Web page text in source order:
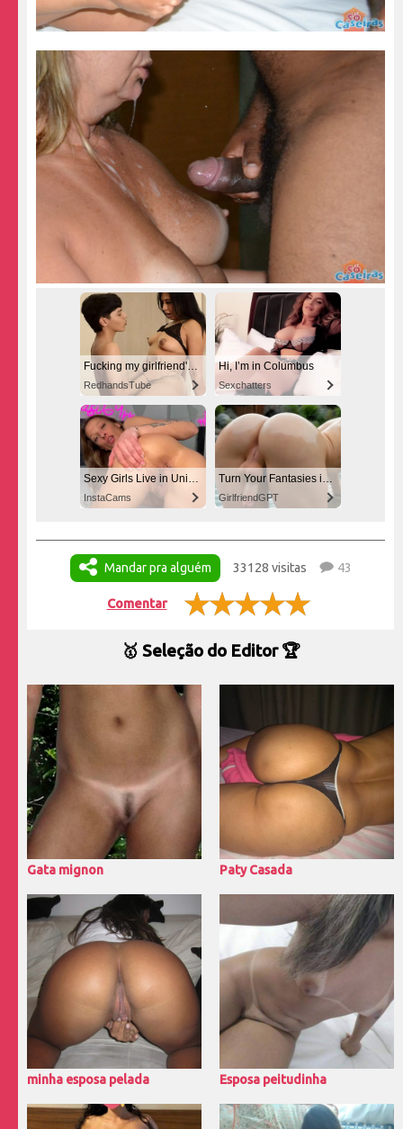
Fucking my girlfriend's hot mommy by mistake
RedhandsTube
Hi, I’m in Columbus
Sexchatters
InstaCams
Turn Your Fantasies into Reality
GirlfriendGPT
Mandar pra alguém 33128 visitas 43
Comentar
🥇 Seleção do Editor 🏆
Gata mignon Paty Casada
minha esposa pelada Esposa peitudinha